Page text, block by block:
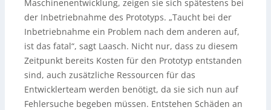
Maschinenentwicklung, zeigen sie sich spätestens bei
der Inbetriebnahme des Prototyps. „Taucht bei der
Inbetriebnahme ein Problem nach dem anderen auf,
ist das fatal“, sagt Laasch. Nicht nur, dass zu diesem
Zeitpunkt bereits Kosten für den Prototyp entstanden
sind, auch zusätzliche Ressourcen für das
Entwicklerteam werden benötigt, da sie sich nun auf
Fehlersuche begeben müssen. Entstehen Schäden an